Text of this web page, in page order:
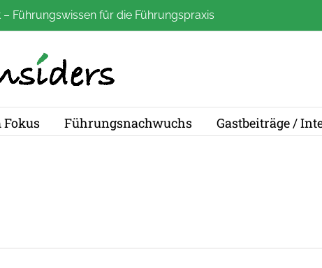
Führungswissen für die Führungspraxis
Führungsnachwuchs Gastbeiträge /